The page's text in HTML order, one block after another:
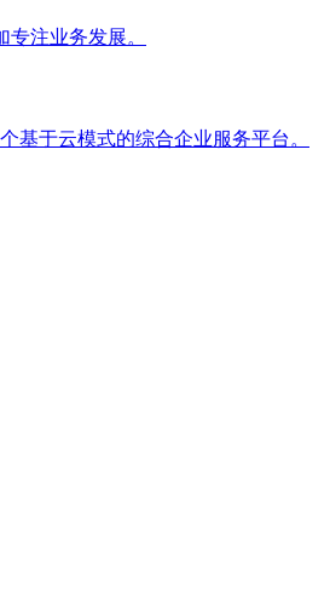
注业务发展。
基于云模式的综合企业服务平台。